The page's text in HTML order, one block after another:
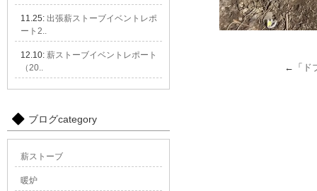
←「 ド
11.25: 出張薪ストーブイベントレポ
ート2..
12.10: 薪ストーブイベントレポート
（20..
ブログcategory
薪ストーブ
暖炉